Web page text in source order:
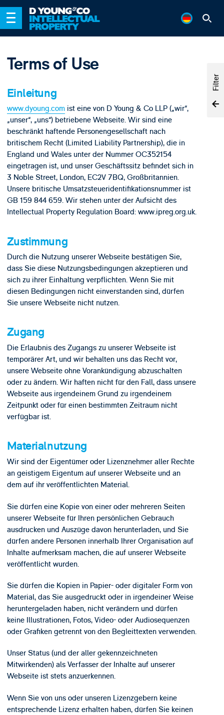
Terms of Use
Einleitung
www.dyoung.comist eine von D Young & Co LLP („wir“,
„unser“, „uns“) betriebene Webseite. Wir sind eine
beschränkt haftende Personengesellschaft nach
britischem Recht (Limited Liability Partnership), die in
England und Wales unter der Nummer OC352154
eingetragen ist, und unser Geschäftssitz befindet sich in
3 Noble Street, London, EC2V 7BQ, Großbritannien.
Unsere britische Umsatzsteueridentifikationsnummer ist
GB 159 844 659. Wir stehen unter der Aufsicht des
Intellectual Property Regulation Board: www.ipreg.org.uk.
Zustimmung
Durch die Nutzung unserer Webseite bestätigen Sie,
dass Sie diese Nutzungsbedingungen akzeptieren und
sich zu ihrer Einhaltung verpflichten. Wenn Sie mit
diesen Bedingungen nicht einverstanden sind, dürfen
Sie unsere Webseite nicht nutzen.
Zugang
Die Erlaubnis des Zugangs zu unserer Webseite ist
temporärer Art, und wir behalten uns das Recht vor,
unsere Webseite ohne Vorankündigung abzuschalten
oder zu ändern. Wir haften nicht für den Fall, dass unsere
Webseite aus irgendeinem Grund zu irgendeinem
Zeitpunkt oder für einen bestimmten Zeitraum nicht
verfügbar ist.
Materialnutzung
Wir sind der Eigentümer oder Lizenznehmer aller Rechte
an geistigem Eigentum auf unserer Webseite und an
dem auf ihr veröffentlichten Material.
Sie dürfen eine Kopie von einer oder mehreren Seiten
unserer Webseite für Ihren persönlichen Gebrauch
ausdrucken und Auszüge davon herunterladen, und Sie
dürfen andere Personen innerhalb Ihrer Organisation auf
Inhalte aufmerksam machen, die auf unserer Webseite
veröffentlicht wurden.
Sie dürfen die Kopien in Papier- oder digitaler Form von
Material, das Sie ausgedruckt oder in irgendeiner Weise
heruntergeladen haben, nicht verändern und dürfen
keine Illustrationen, Fotos, Video- oder Audiosequenzen
oder Grafiken getrennt von den Begleittexten verwenden.
Unser Status (und der aller gekennzeichneten
Mitwirkenden) als Verfasser der Inhalte auf unserer
Webseite ist stets anzuerkennen.
Wenn Sie von uns oder unseren Lizenzgebern keine
entsprechende Lizenz erhalten haben, dürfen Sie keinen
Filter